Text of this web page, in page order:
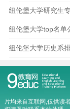
纽伦堡大学研究生
纽伦堡大学top名单
纽伦堡大学历史系
片均来自互联网,仅供读